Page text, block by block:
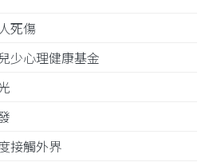
死傷
少心理健康基金
接觸外界